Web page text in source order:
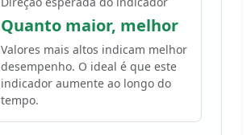
Quanto maior, melhor
Valores mais altos indicam melhor
desempenho. O ideal é que este
indicador aumente ao longo do
tempo.